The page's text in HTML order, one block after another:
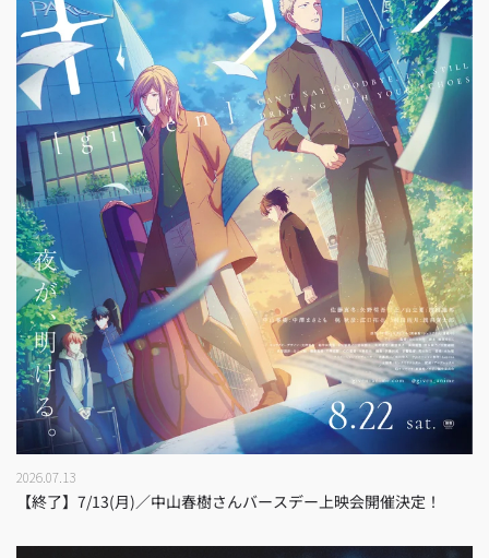
2026.07.13
【終了】7/13(月)／中山春樹さんバースデー上映会開催決定！